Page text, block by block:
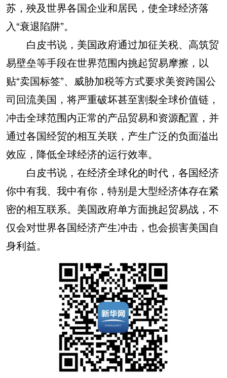
苏，殃及世界各国企业和居民，使全球经济落
入“衰退陷阱”。
白皮书说，美国政府通过加征关税、高筑贸
易壁垒等手段在世界范围内挑起贸易摩擦，以
贴“卖国标签”、威胁加税等方式要求美资跨国公
司回流美国，将严重破坏甚至割裂全球价值链，
冲击全球范围内正常的产品贸易和资源配置，并
通过各国经贸的相互关联，产生广泛的负面溢出
效应，降低全球经济的运行效率。
白皮书说，在经济全球化的时代，各国经济
你中有我、我中有你，特别是大型经济体存在紧
密的相互联系。美国政府单方面挑起贸易战，不
仅会对世界各国经济产生冲击，也会损害美国自
身利益。